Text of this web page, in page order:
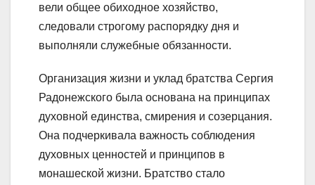
вели общее обиходное хозяйство,
следовали строгому распорядку дня и
выполняли служебные обязанности.
Организация жизни и уклад братства Сергия
Радонежского была основана на принципах
духовной единства, смирения и созерцания.
Она подчеркивала важность соблюдения
духовных ценностей и принципов в
монашеской жизни. Братство стало